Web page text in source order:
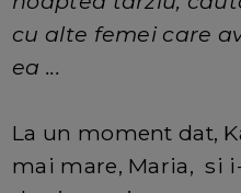
cu alte femei care
ea ...
La un moment dat,
mai mare, Maria, si